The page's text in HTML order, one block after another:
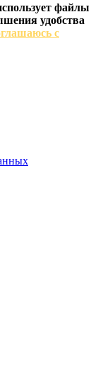
файлы
удобства
с